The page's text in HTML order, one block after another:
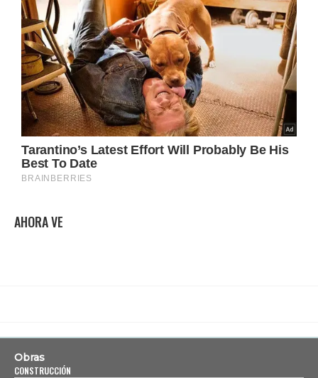
AHORA VE
Obras
CONSTRUCCIÓN